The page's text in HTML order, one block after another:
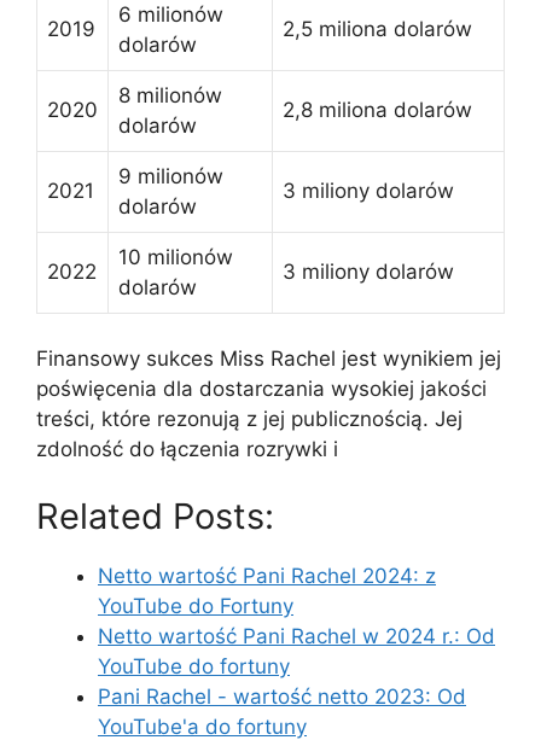
2019
6 milionów
dolarów
2,5 miliona dolarów
2020
8 milionów
dolarów
2,8 miliona dolarów
2021
9 milionów
dolarów
3 miliony dolarów
2022
10 milionów
dolarów
3 miliony dolarów
Finansowy sukces Miss Rachel jest wynikiem jej
poświęcenia dla dostarczania wysokiej jakości
treści, które rezonują z jej publicznością. Jej
zdolność do łączenia rozrywki i
Related Posts:
Netto wartość Pani Rachel 2024: z
YouTube do Fortuny
Netto wartość Pani Rachel w 2024 r.: Od
YouTube do fortuny
Pani Rachel - wartość netto 2023: Od
YouTube'a do fortuny